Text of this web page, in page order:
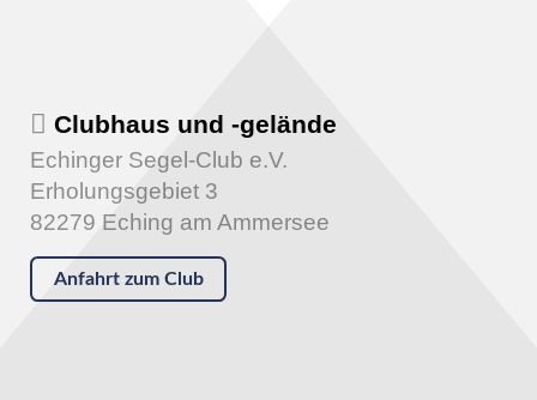
Clubhaus und -gelände
Echinger Segel-Club e.V.
Erholungsgebiet 3
82279 Eching am Ammersee
Anfahrt zum Club